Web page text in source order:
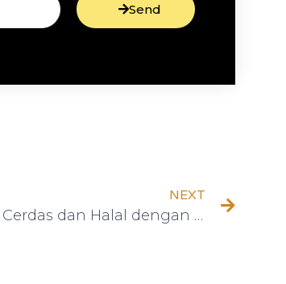
Send
NEXT
Investasi Cerdas dan Halal dengan Saham Syariah